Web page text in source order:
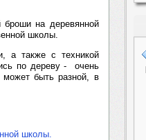
броши на деревянной
школы.
а также с техникой
по дереву - очень
быть разной, в
школы.